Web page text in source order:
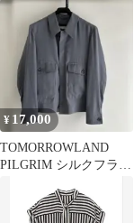
ショートパンツ ブラッ
¥ 17,000
TOMORROWLAND
PILGRIM シルクフライ